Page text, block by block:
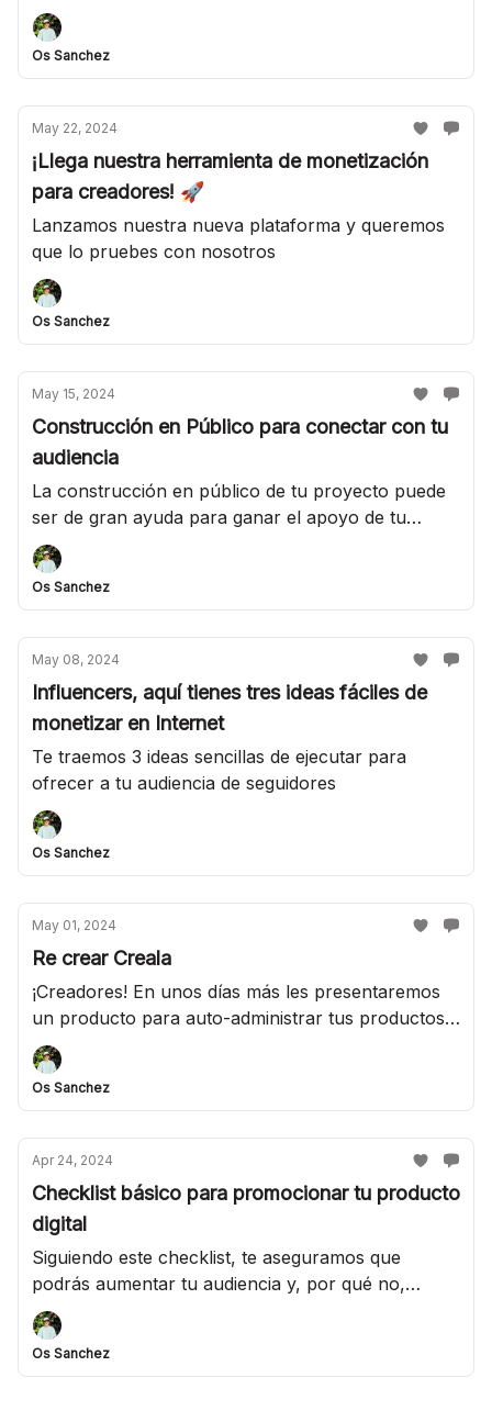
Os Sanchez
May 22, 2024
¡Llega nuestra herramienta de monetización
para creadores! 🚀
Lanzamos nuestra nueva plataforma y queremos
que lo pruebes con nosotros
Os Sanchez
May 15, 2024
Construcción en Público para conectar con tu
audiencia
La construcción en público de tu proyecto puede
ser de gran ayuda para ganar el apoyo de tu
audiencia en Internet
Os Sanchez
May 08, 2024
Influencers, aquí tienes tres ideas fáciles de
monetizar en Internet
Te traemos 3 ideas sencillas de ejecutar para
ofrecer a tu audiencia de seguidores
Os Sanchez
May 01, 2024
Re crear Creala
¡Creadores! En unos días más les presentaremos
un producto para auto-administrar tus productos,
tus ventas y la analítica de tus clientes
Os Sanchez
Apr 24, 2024
Checklist básico para promocionar tu producto
digital
Siguiendo este checklist, te aseguramos que
podrás aumentar tu audiencia y, por qué no,
también los ingresos que generas a través de
Internet. 🙂
Os Sanchez